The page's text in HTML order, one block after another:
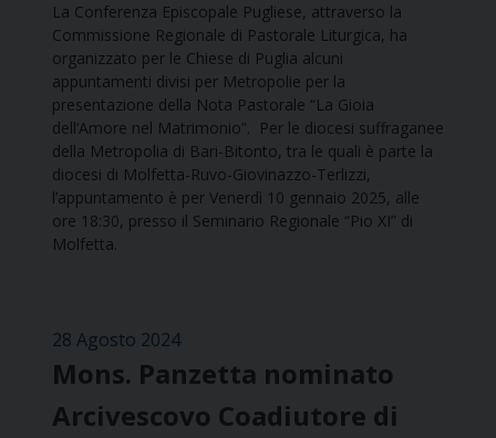
La Conferenza Episcopale Pugliese, attraverso la
Commissione Regionale di Pastorale Liturgica, ha
organizzato per le Chiese di Puglia alcuni
appuntamenti divisi per Metropolie per la
presentazione della Nota Pastorale “La Gioia
dell’Amore nel Matrimonio”. Per le diocesi suffraganee
della Metropolia di Bari-Bitonto, tra le quali è parte la
diocesi di Molfetta-Ruvo-Giovinazzo-Terlizzi,
l’appuntamento è per Venerdì 10 gennaio 2025, alle
ore 18:30, presso il Seminario Regionale “Pio XI” di
Molfetta.
28 Agosto 2024
Mons. Panzetta nominato
Arcivescovo Coadiutore di